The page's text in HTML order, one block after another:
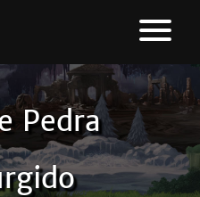
Pedra